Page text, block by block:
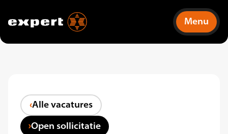
Menu
Alle vacatures
Open sollicitatie